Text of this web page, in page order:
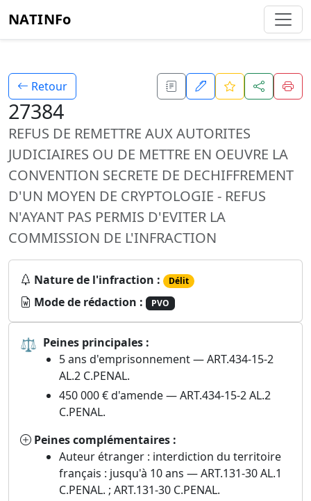
NATINFo
Retour
27384
REFUS DE REMETTRE AUX AUTORITES
JUDICIAIRES OU DE METTRE EN OEUVRE LA
CONVENTION SECRETE DE DECHIFFREMENT
D'UN MOYEN DE CRYPTOLOGIE - REFUS
N'AYANT PAS PERMIS D'EVITER LA
COMMISSION DE L'INFRACTION
Nature de l'infraction : Délit
Mode de rédaction : PVO
⚖ Peines principales :
5 ans d'emprisonnement — ART.434-15-2
AL.2 C.PENAL.
450 000 € d'amende — ART.434-15-2 AL.2
C.PENAL.
Peines complémentaires :
Auteur étranger : interdiction du territoire
français : jusqu'à 10 ans — ART.131-30 AL.1
C.PENAL. ; ART.131-30 C.PENAL.